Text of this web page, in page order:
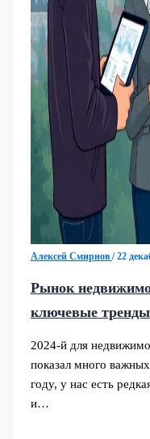
Алексей Смирнов /22
Рынок
ключевые
2024‑й для
показал много
году, у нас есть
и…